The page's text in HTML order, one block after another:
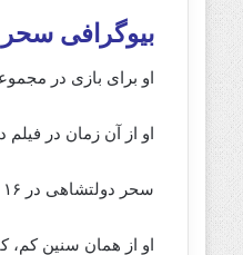
بیوگرافی
او برای بازی در مجموعهٔ قورباغه (۱۳۹۹–۱۴۰۰) نامزد
او از آن زمان‌ در فیلم درام آتابای (۱۳۹۸) حضور یافته و برای نبودنت (۱۴۰۲)
سحر دولتشاهی در ۱۶ مهر ۱۳۵۸ در تهران به دنیا آمد.
او از همان سنین